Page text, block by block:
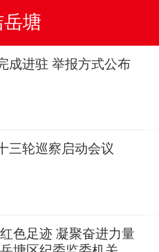
岳塘
成进驻 举报方式公布
三轮巡察启动会议
迹 凝聚奋进力量